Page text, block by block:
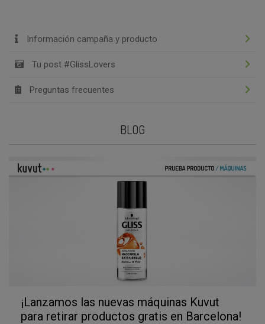
Información campaña y producto
Tu post #GlissLovers
Preguntas frecuentes
BLOG
¡Lanzamos las nuevas máquinas Kuvut
para retirar productos gratis en Barcelona!